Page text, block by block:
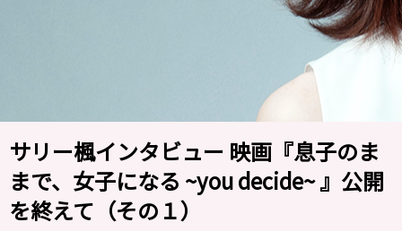
サリー楓インタビュー 映画『息子のま
まで、女子になる ~you decide~ 』公開
を終えて（その１）